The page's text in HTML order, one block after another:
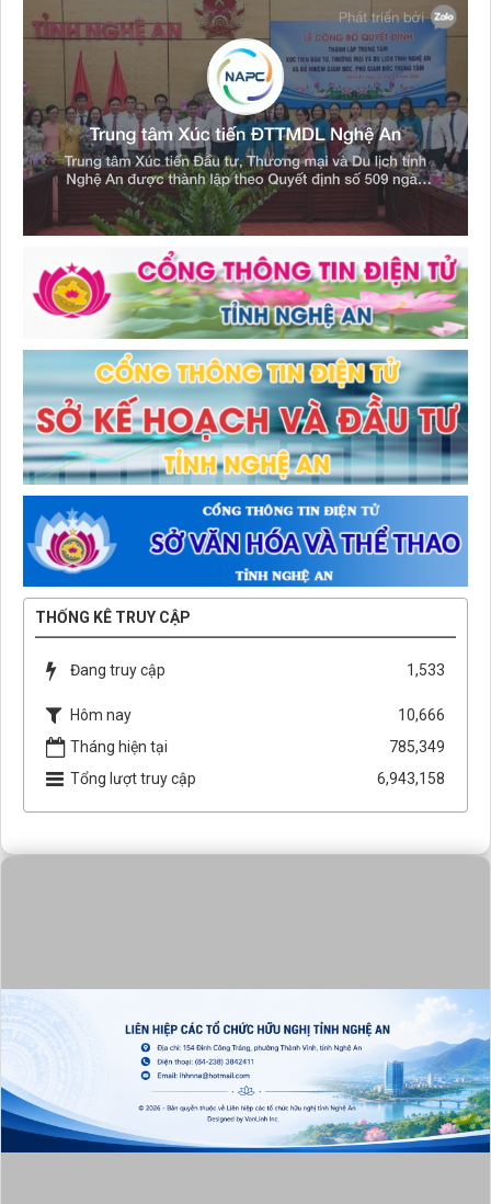
THỐNG KÊ TRUY CẬP
Đang truy cập 1,533
Hôm nay
10,666
Tháng hiện tại
785,349
Tổng lượt truy cập
6,943,158